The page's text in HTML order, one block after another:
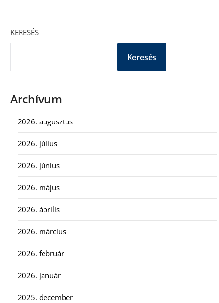
KERESÉS
Keresés
Archívum
2026. augusztus
2026. július
2026. június
2026. május
2026. április
2026. március
2026. február
2026. január
2025. december